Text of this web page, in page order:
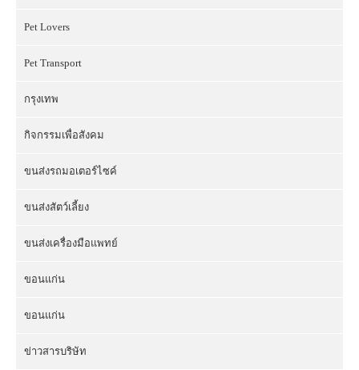
Pet Lovers
Pet Transport
กรุงเทพ
กิจกรรมเพื่อสังคม
ขนส่งรถมอเตอร์ไซค์
ขนส่งสัตว์เลี้ยง
ขนส่งเครื่องมือแพทย์
ขอนแก่น
ขอนแก่น
ข่าวสารบริษัท